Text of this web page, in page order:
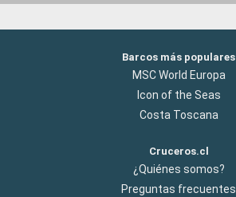
Barcos más populares
MSC World Europa
Icon of the Seas
Costa Toscana
Cruceros.cl
¿Quiénes somos?
Preguntas frecuentes